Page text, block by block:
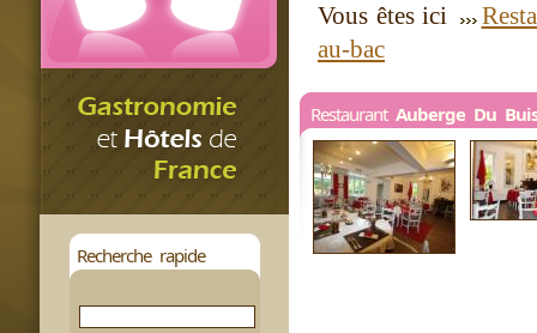
Recherche rapide
Vous êtes ici
au-bac
Restaurant Auberge Du